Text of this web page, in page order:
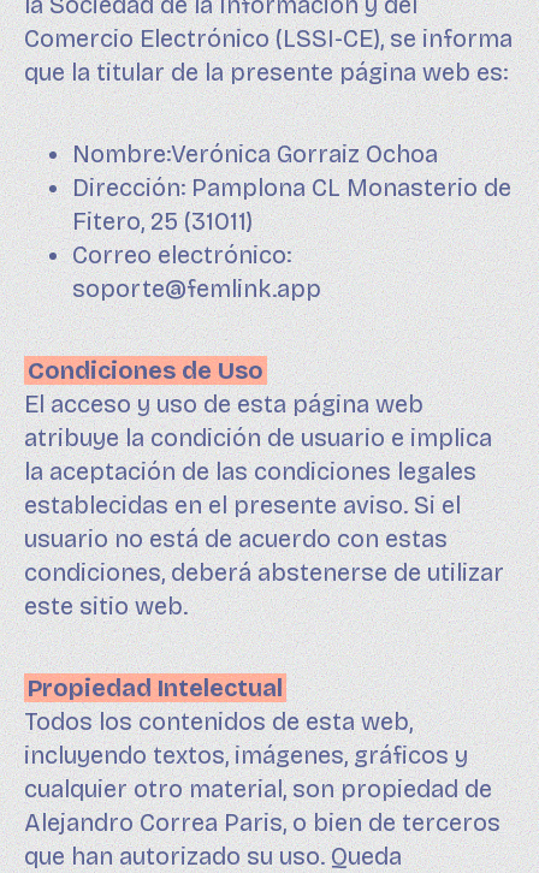
Comercio Electrónico (LSSI-CE), se informa
que la titular de la presente página web es:
Nombre:Verónica Gorraiz Ochoa
Dirección: Pamplona CL Monasterio de
Fitero, 25 (31011)
Correo electrónico:
soporte@femlink.app
Condiciones de Uso
El acceso y uso de esta página web
atribuye la condición de usuario e implica
la aceptación de las condiciones legales
establecidas en el presente aviso. Si el
usuario no está de acuerdo con estas
condiciones, deberá abstenerse de utilizar
este sitio web.
Propiedad Intelectual
Todos los contenidos de esta web,
incluyendo textos, imágenes, gráficos y
cualquier otro material, son propiedad de
Alejandro Correa Paris, o bien de terceros
que han autorizado su uso. Queda